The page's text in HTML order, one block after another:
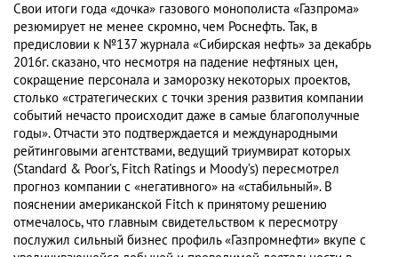
Свои итоги года «дочка» газового монополиста «Газпрома»
резюмирует не менее скромно, чем Роснефть. Так, в
предисловии к №137 журнала «Сибирская нефть» за декабрь
2016г. сказано, что несмотря на падение нефтяных цен,
сокращение персонала и заморозку некоторых проектов,
столько «стратегических с точки зрения развития компании
событий нечасто происходит даже в самые благополучные
годы». Отчасти это подтверждается и международными
рейтинговыми агентствами, ведущий триумвират которых
(Standard & Poor’s, Fitch Ratings и Moody’s) пересмотрел
прогноз компании с «негативного» на «стабильный». В
пояснении американской Fitch к принятому решению
отмечалось, что главным свидетельством к пересмотру
послужил сильный бизнес профиль «Газпромнефти» вкупе с